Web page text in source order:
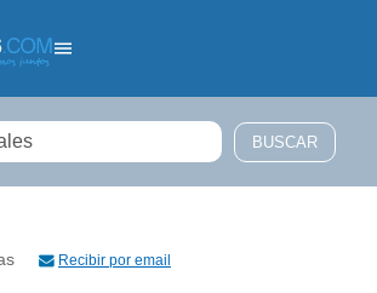
Recibir por email